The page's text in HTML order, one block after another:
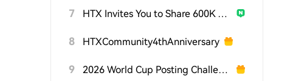
7 HTX Invites You to Share 600K USDT in Gift Packs
8 HTXCommunity4thAnniversary
9 2026 World Cup Posting Challenge on HTX Square